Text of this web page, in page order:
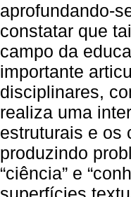
aprofundando-
constatar que
campo da
importante
disciplinares,
realiza uma
estruturais e os
produzindo
“ciência” e